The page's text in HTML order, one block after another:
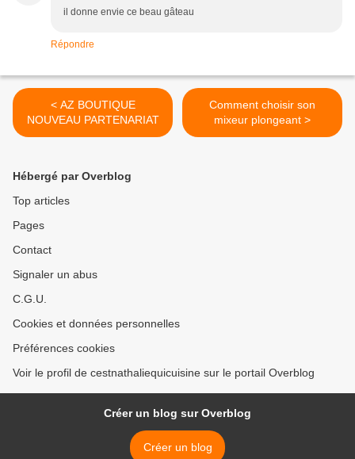
il donne envie ce beau gâteau
Répondre
< AZ BOUTIQUE
NOUVEAU PARTENARIAT
Comment choisir son
mixeur plongeant >
Hébergé par Overblog
Top articles
Pages
Contact
Signaler un abus
C.G.U.
Cookies et données personnelles
Préférences cookies
Voir le profil de cestnathaliequicuisine sur le portail Overblog
Créer un blog sur Overblog
Créer un blog